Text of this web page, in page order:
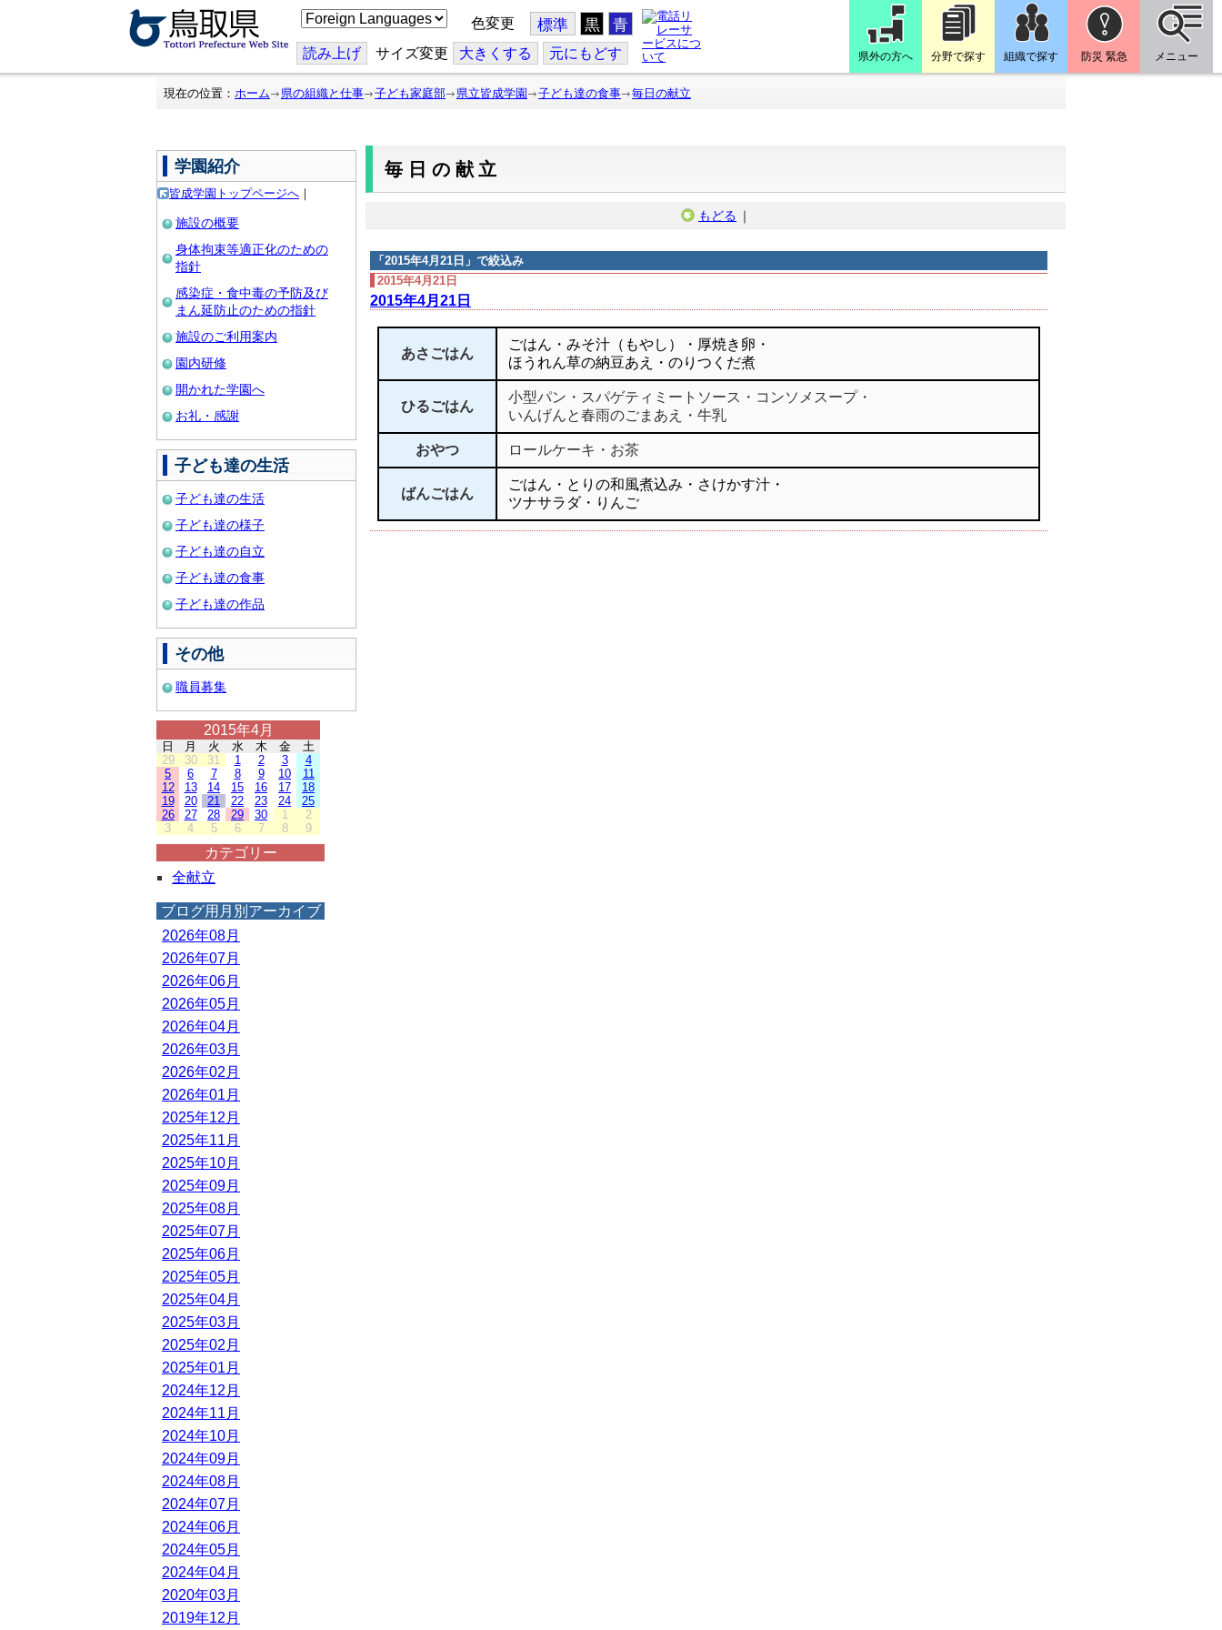
こ
の
ジ
を
翻
色変更 標準 黒 青
読み上げ サイズ変更 大きくする 元にもどす 県外の方へ 分野で探す 組織で探す 防災 緊急 メニュー
現在の位置： ホーム 県の組織と仕事 子ども家庭部 県立皆成学園 子ども達の食事 毎日の献立
学園紹介
皆成学園トップページへ ｜
施設の概要
身体拘束等適正化のための
指針
感染症・食中毒の予防及び
まん延防止のための指針
施設のご利用案内
園内研修
開かれた学園へ
お礼・感謝
子ども達の生活
子ども達の生活
子ども達の様子
子ども達の自立
子ども達の食事
子ども達の作品
その他
職員募集
2015年4月
日 月 火 水 木 金
土
29
30 31 1 2 3
4
5
6 7 8 9 10
11
12
13 14 15 16 17
18
19
20 21 22 23 24
25
26
27 28 29 30 1
2
3
4 5 6 7 8 9
カテゴリー
全献立
ブログ用月別アーカイブ
2026年08月
2026年07月
2026年06月
2026年05月
2026年04月
2026年03月
2026年02月
2026年01月
2025年12月
2025年11月
2025年10月
2025年09月
2025年08月
2025年07月
2025年06月
2025年05月
2025年04月
2025年03月
2025年02月
2025年01月
2024年12月
2024年11月
2024年10月
2024年09月
2024年08月
2024年07月
2024年06月
2024年05月
2024年04月
2020年03月
2019年12月
毎日の献立
もどる ｜
「 2015年4月21日 」で絞込み
2015年4月21日
2015年4月21日
あさごはん
ごはん・みそ汁（もやし）・厚焼き卵・
ほうれん草の納豆あえ・のりつくだ煮
ひるごはん
小型パン・スパゲティミートソース・コンソメスープ・
いんげんと春雨のごまあえ・牛乳
おやつ ロールケーキ・お茶
ばんごはん
ごはん・とりの和風煮込み・さけかす汁・
ツナサラダ・りんご